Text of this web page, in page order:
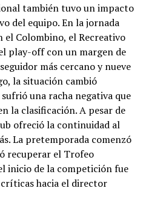
también tuvo un impacto
del equipo. En la jornada
el Colombino, el Recreativo
play-off con un margen de
más cercano y nueve
la situación cambió
una racha negativa que
la clasificación. A pesar de
ofreció la continuidad al
La pretemporada comenzó
recuperar el Trofeo
inicio de la competición fue
hacia el director